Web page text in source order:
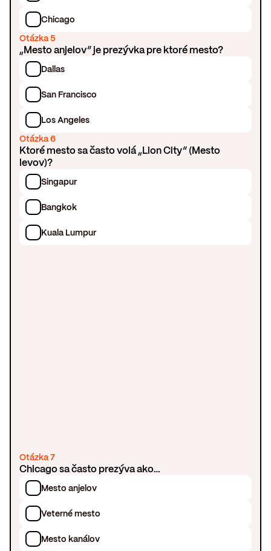
Chicago
Otázka 5
„Mesto anjelov“ je prezývka pre ktoré mesto?
Dallas
San Francisco
Los Angeles
Otázka 6
Ktoré mesto sa často volá „Lion City“ (Mesto
levov)?
Singapur
Bangkok
Kuala Lumpur
Otázka 7
Chicago sa často prezýva ako…
Mesto anjelov
Veterné mesto
Mesto kanálov